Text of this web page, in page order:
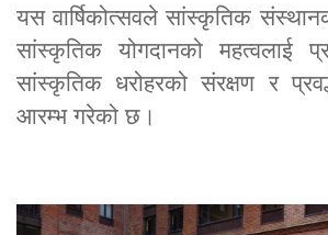
यस वार्षिकोत्सवले सांस्कृतिक
सांस्कृतिक योगदानको महत्वलाई
सांस्कृतिक धरोहरको संरक्षण र
आरम्भ गरेको छ।